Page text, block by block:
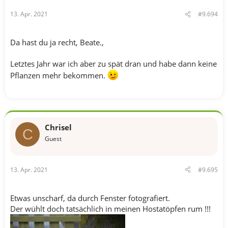
:
13. Apr. 2021 #9.694
Da hast du ja recht, Beate.,
Letztes Jahr war ich aber zu spät dran und habe dann keine
Pflanzen mehr bekommen.
C Chrisel
Guest
13. Apr. 2021 #9.695
Etwas unscharf, da durch Fenster fotografiert.
Der wühlt doch tatsächlich in meinen Hostatöpfen rum !!!